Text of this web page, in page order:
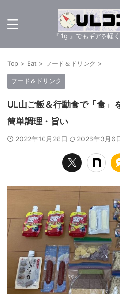
『 1g 』でもギアを軽
Top > Eat > フード＆ドリンク >
フード＆ドリンク
UL山ご飯＆行動食で「食」
簡単調理・旨い
2022年10月28日 2026年3月6